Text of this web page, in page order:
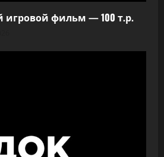
игровой фильм — 100 т.р.